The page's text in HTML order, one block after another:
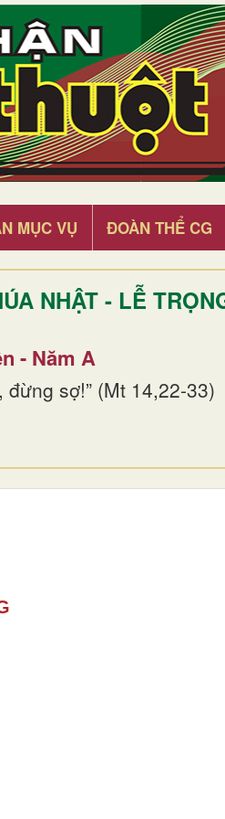
MỤC VỤ ĐOÀN THỂ CG
NHẬT - LỄ
- Năm A
sợ!” (Mt 14,22-33)